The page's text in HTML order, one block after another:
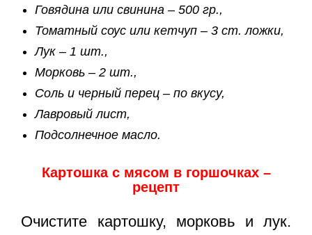
Говядина или свинина – 500 гр.,
Томатный соус или кетчуп – 3 ст. ложки,
Лук – 1 шт.,
Морковь – 2 шт.,
Соль и черный перец – по вкусу,
Лавровый лист,
Подсолнечное масло.
Картошка с мясом в горшочках –
рецепт
Очистите картошку, морковь и лук.